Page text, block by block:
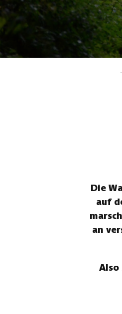
Die
auf
an
Also